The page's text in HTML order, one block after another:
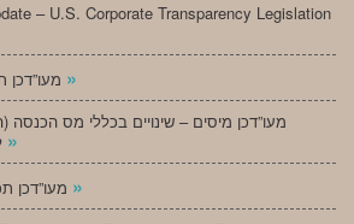
– U.S. Corporate Transparency Legislation
»
מעו”דכן מיסים – שינויים בכללי מס
»
»